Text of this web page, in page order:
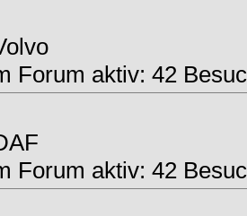
Forum aktiv: 42
Forum aktiv: 42